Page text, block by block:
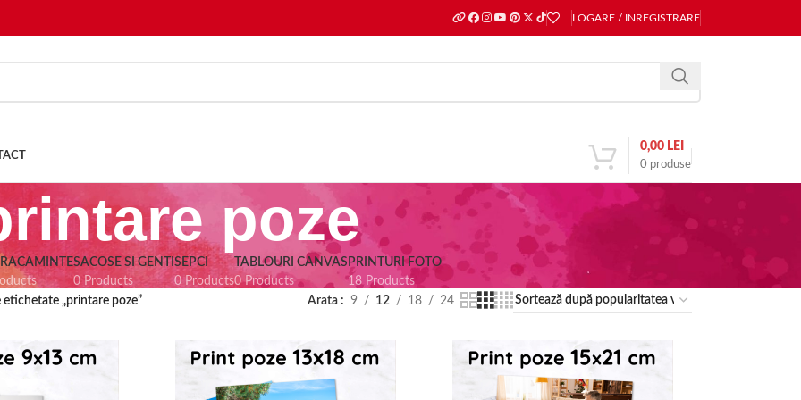
LOGARE / INREGISTRARE
0 produse
0,00 LEI
poze
SACOSE SI GENTI
0 Products
SEPCI
0 Products
TABLOURI CANVAS
0 Products
PRINTURI FOTO
18 Products
etichetate „printare poze” Arata 9 12 18 24